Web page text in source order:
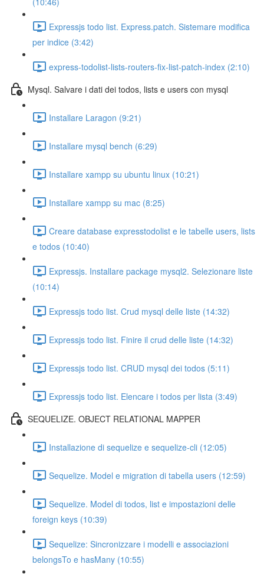
Expressjs todo list. Express.patch. Sistemare modifica
per indice (3:42)
express-todolist-lists-routers-fix-list-patch-index (2:10)
Mysql. Salvare i dati dei todos, lists e users con mysql
Installare Laragon (9:21)
Installare mysql bench (6:29)
Installare xampp su ubuntu linux (10:21)
Installare xampp su mac (8:25)
Creare database expresstodolist e le tabelle users, lists
e todos (10:40)
Expressjs. Installare package mysql2. Selezionare liste
(10:14)
Expressjs todo list. Crud mysql delle liste (14:32)
Expressjs todo list. Finire il crud delle liste (14:32)
Expressjs todo list. CRUD mysql dei todos (5:11)
Expressjs todo list. Elencare i todos per lista (3:49)
SEQUELIZE. OBJECT RELATIONAL MAPPER
Installazione di sequelize e sequelize-cli (12:05)
Sequelize. Model e migration di tabella users (12:59)
Sequelize. Model di todos, list e impostazioni delle
foreign keys (10:39)
Sequelize: Sincronizzare i modelli e associazioni
belongsTo e hasMany (10:55)